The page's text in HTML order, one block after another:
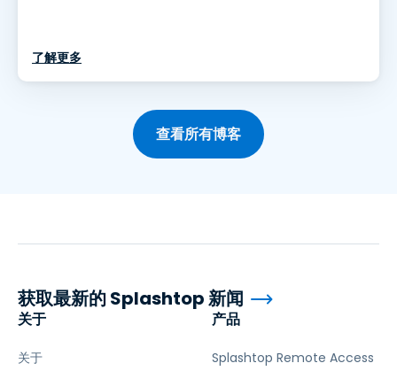
了解更多
查看所有博客
关于
关于
产品
Splashtop Remote Access
获取最新的 Splashtop 新闻